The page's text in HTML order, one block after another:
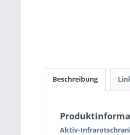
Beschreibung
Aktiv-